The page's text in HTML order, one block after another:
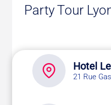
Party Tour
Hotel
21 Rue